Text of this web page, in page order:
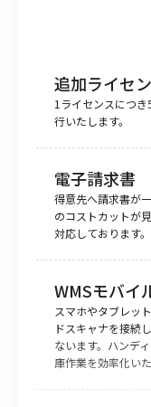
追加ライセ
1ライセンスにつ
行いたします。
電子請求書
得意先へ請求書が
のコストカットが
対応しております。
WMSモバイ
スマホやタブレッ
ドスキャナを接続
ないます。ハンデ
庫作業を効率化いた